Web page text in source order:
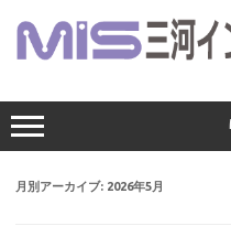
ス
キ
ッ
月別アーカイブ: 2026年5月